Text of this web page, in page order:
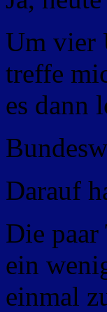
Um vier
treffe
es dann
Darauf
Die paar
ein
einmal